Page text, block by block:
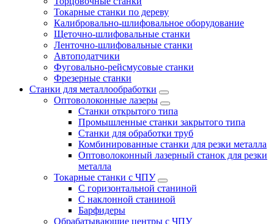
Токарные станки по дереву
Калибровально-шлифовальное оборудование
Щеточно-шлифовальные станки
Ленточно-шлифовальные станки
Автоподатчики
Фуговально-рейсмусовые станки
Фрезерные станки
Станки для металлообработки
Оптоволоконные лазеры
Станки открытого типа
Промышленные станки закрытого типа
Станки для обработки труб
Комбинированные станки для резки металла
Оптоволоконный лазерный станок для резки
металла
Токарные станки с ЧПУ
С горизонтальной станиной
С наклонной станиной
Барфидеры
Обрабатывающие центры с ЧПУ